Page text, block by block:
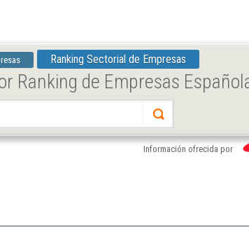
Ranking Sectorial de Empresas
Ranking de Empresas
Información ofrecida por